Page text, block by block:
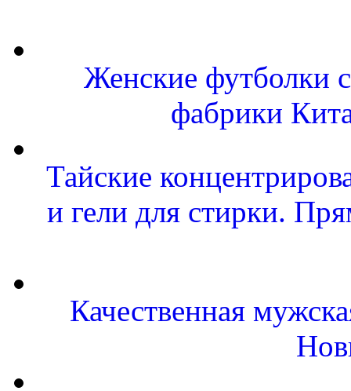
Женские футболки
фабрики
Тайские
и гели для стирки.
Качественная